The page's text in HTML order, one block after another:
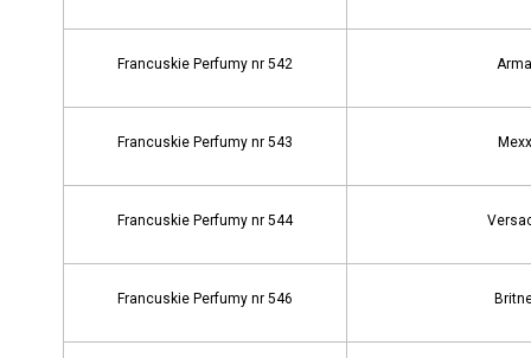
Francuskie Perfumy nr 542
Francuskie Perfumy nr 543
Francuskie Perfumy nr 544
Francuskie Perfumy nr 546